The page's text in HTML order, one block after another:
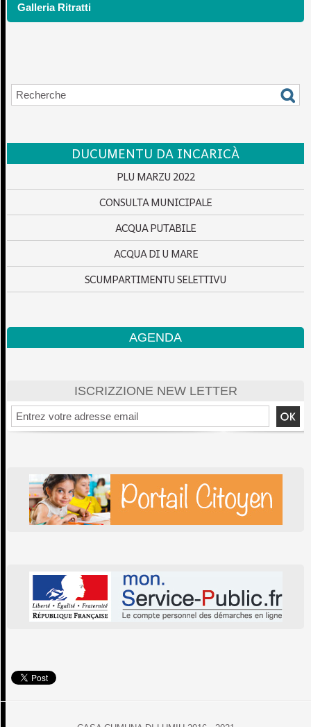
Galleria Ritratti
DUCUMENTU DA INCARICÀ
PLU MARZU 2022
CONSULTA MUNICIPALE
ACQUA PUTABILE
ACQUA DI U MARE
SCUMPARTIMENTU SELETTIVU
AGENDA
ISCRIZZIONE NEW LETTER